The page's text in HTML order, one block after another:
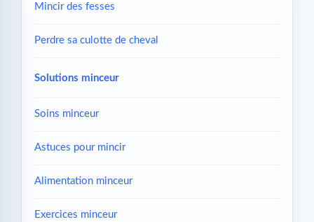
Mincir des fesses
Perdre sa culotte de cheval
Solutions minceur
Soins minceur
Astuces pour mincir
Alimentation minceur
Exercices minceur